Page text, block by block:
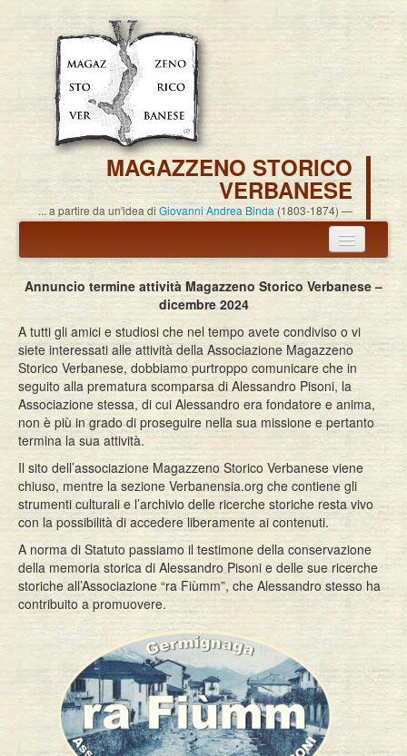
MAGAZZENO STORICO
VERBANESE
... a partire da un'idea di Giovanni Andrea Binda (1803-1874)
Annuncio termine attività
Carlo Alessandro Pisoni
Associazione
Pubblicazioni
Eventi
Annuncio termine attività Magazzeno Storico Verbanese –
dicembre 2024
A tutti gli amici e studiosi che nel tempo avete condiviso o vi
siete interessati alle attività della Associazione Magazzeno
Storico Verbanese, dobbiamo purtroppo comunicare che in
seguito alla prematura scomparsa di Alessandro Pisoni, la
Associazione stessa, di cui Alessandro era fondatore e anima,
non è più in grado di proseguire nella sua missione e pertanto
termina la sua attività.
Il sito dell’associazione Magazzeno Storico Verbanese viene
chiuso, mentre la sezione Verbanensia.org che contiene gli
strumenti culturali e l’archivio delle ricerche storiche resta vivo
con la possibilità di accedere liberamente ai contenuti.
A norma di Statuto passiamo il testimone della conservazione
della memoria storica di Alessandro Pisoni e delle sue ricerche
storiche all’Associazione “ra Fiùmm”, che Alessandro stesso ha
contribuito a promuovere.